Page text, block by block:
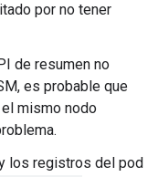
por no tener
de resumen no
es probable que
mismo nodo
los registros del pod